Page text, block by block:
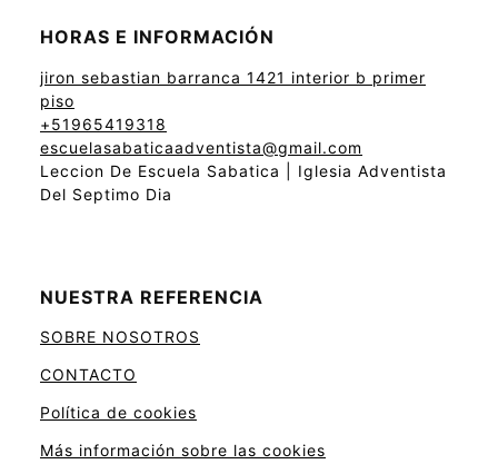
HORAS E INFORMACIÓN
jiron sebastian barranca 1421 interior b primer
piso
+51965419318
escuelasabaticaadventista@gmail.com
Leccion De Escuela Sabatica | Iglesia Adventista
Del Septimo Dia
NUESTRA REFERENCIA
SOBRE NOSOTROS
CONTACTO
Política de cookies
Más información sobre las cookies